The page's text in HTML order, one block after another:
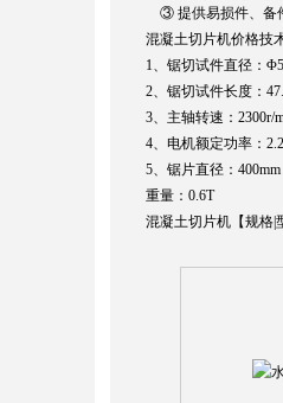
③ 提供易损件、备
混凝土切片机价格技
1、锯切试件直径：
2、锯切试件长度：
3、主轴转速：2300r/
4、电机额定功率：
5、锯片直径：400mm
重量：0.6T
混凝土切片机【规格|